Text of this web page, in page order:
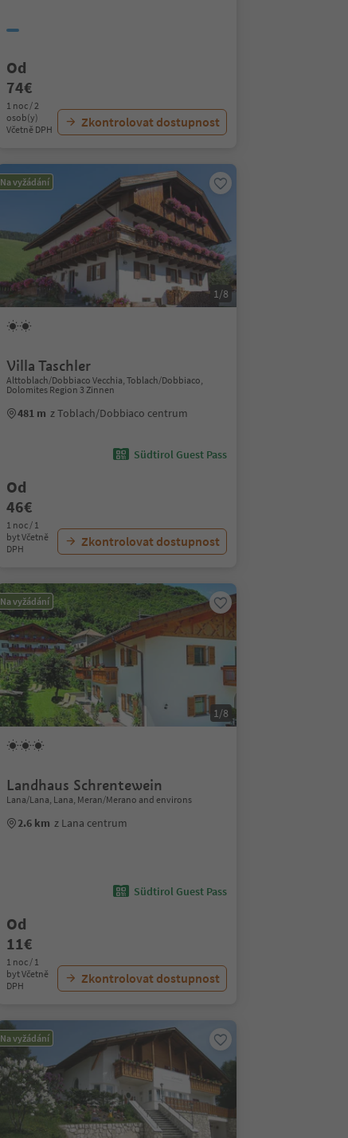
Od
74€
1 noc / 2
osob(y)
Včetně DPH
Zkontrolovat dostupnost
Na vyžádání
1/8
Villa Taschler
Alttoblach/Dobbiaco Vecchia, Toblach/Dobbiaco,
Dolomites Region 3 Zinnen
481 m z Toblach/Dobbiaco centrum
Südtirol Guest Pass
Od
46€
1 noc / 1
byt Včetně
DPH
Zkontrolovat dostupnost
Na vyžádání
1/8
Landhaus Schrentewein
Lana/Lana, Lana, Meran/Merano and environs
2.6 km z Lana centrum
Südtirol Guest Pass
Od
11€
1 noc / 1
byt Včetně
DPH
Zkontrolovat dostupnost
Na vyžádání